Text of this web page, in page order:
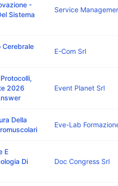
-
Sistema
Cerebrale
E-Com Srl
2026
Event Planet Srl
Della
Eve-Lab
E
Di
Doc Congress Srl